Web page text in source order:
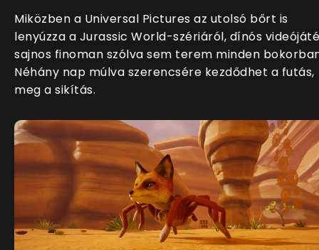
Miközben a Universal Pictures az utolsó bőrt is
lenyúzza a Jurassic World-szériáról, dínós
sajnos finoman szólva sem terem minden
Néhány nap múlva szerencsére kezdődhet a futás,
meg a sikítás.